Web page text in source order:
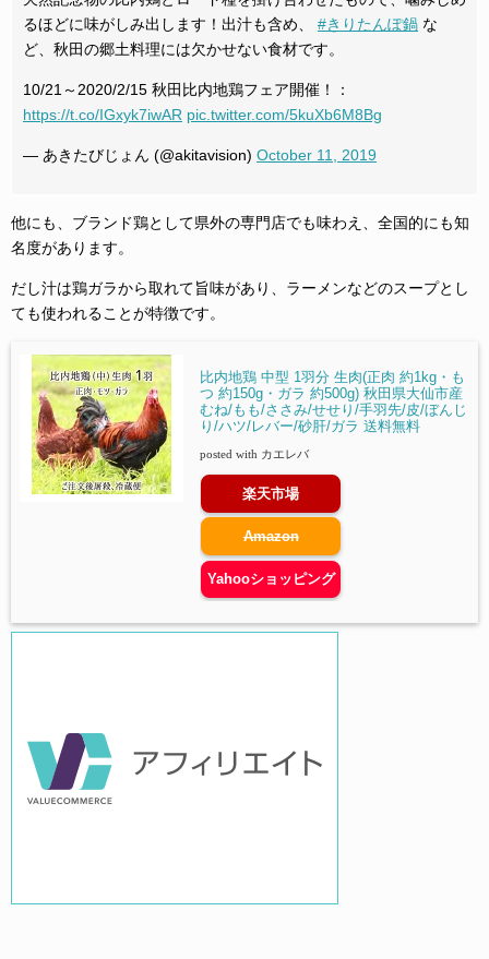
るほどに味がしみ出します！出汁も含め、 #きりたんぽ鍋 な
ど、秋田の郷土料理には欠かせない食材です。
10/21～2020/2/15 秋田比内地鶏フェア開催！：
https://t.co/IGxyk7iwAR pic.twitter.com/5kuXb6M8Bg
— あきたびじょん (@akitavision) October 11, 2019
他にも、ブランド鶏として県外の専門店でも味わえ、全国的にも知
名度があります。
だし汁は鶏ガラから取れて旨味があり、ラーメンなどのスープとし
ても使われることが特徴です。
比内地鶏 中型 1羽分 生肉(正肉 約1kg・も
つ 約150g・ガラ 約500g) 秋田県大仙市産
むね/もも/ささみ/せせり/手羽先/皮/ぼんじ
り/ハツ/レバー/砂肝/ガラ 送料無料
posted with カエレバ
楽天市場
Amazon
Yahooショッピング